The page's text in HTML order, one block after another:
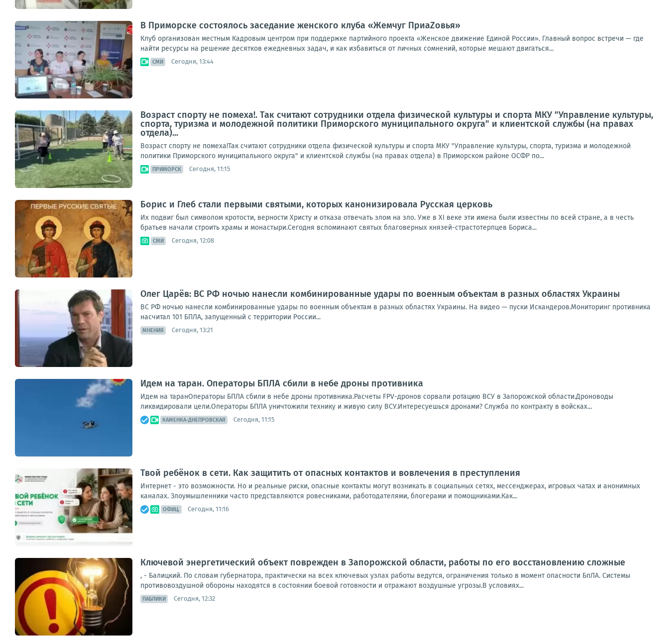
В Приморске состоялось заседание женского клуба «Жемчуг ПриаZовья»
Клуб организован местным Кадровым центром при поддержке партийного проекта «Женское движение Единой России». Главный вопрос встречи — где
найти ресурсы на решение десятков ежедневных задач, и как избавиться от личных сомнений, которые мешают двигаться...
СМИ Сегодня, 13:44
Возраст спорту не помеха!. Так считают сотрудники отдела физической культуры и спорта МКУ "Управление культуры,
спорта, туризма и молодежной политики Приморского муниципального округа" и клиентской службы (на правах
отдела)...
Возраст спорту не помеха!Так считают сотрудники отдела физической культуры и спорта МКУ "Управление культуры, спорта, туризма и молодежной
политики Приморского муниципального округа" и клиентской службы (на правах отдела) в Приморском районе ОСФР по...
ПРИМОРСК Сегодня, 11:15
Борис и Глеб стали первыми святыми, которых канонизировала Русская церковь
Их подвиг был символом кротости, верности Христу и отказа отвечать злом на зло. Уже в XI веке эти имена были известны по всей стране, а в честь
братьев начали строить храмы и монастыри.Сегодня вспоминают святых благоверных князей-страстотерпцев Бориса...
СМИ Сегодня, 12:08
Олег Царёв: ВС РФ ночью нанесли комбинированные удары по военным объектам в разных областях Украины
ВС РФ ночью нанесли комбинированные удары по военным объектам в разных областях Украины. На видео — пуски Искандеров.Мониторинг противника
насчитал 101 БПЛА, запущенный с территории России...
МНЕНИЯ Сегодня, 13:21
Идем на таран. Операторы БПЛА сбили в небе дроны противника
Идем на таранОператоры БПЛА сбили в небе дроны противника.Расчеты FPV-дронов сорвали ротацию ВСУ в Запорожской области.Дроноводы
ликвидировали цели.Операторы БПЛА уничтожили технику и живую силу ВСУ.Интересуешься дронами? Служба по контракту в войсках...
КАМЕНКА-ДНЕПРОВСКАЯ Сегодня, 11:15
Твой ребёнок в сети. Как защитить от опасных контактов и вовлечения в преступления
Интернет - это возможности. Но и реальные риски, опасные контакты могут возникать в социальных сетях, мессенджерах, игровых чатах и анонимных
каналах. Злоумышленники часто представляются ровесниками, работодателями, блогерами и помощниками.Как...
ОФИЦ. Сегодня, 11:16
Ключевой энергетический объект поврежден в Запорожской области, работы по его восстановлению сложные
, - Балицкий. По словам губернатора, практически на всех ключевых узлах работы ведутся, ограничения только в момент опасности БпЛА. Системы
противовоздушной обороны находятся в состоянии боевой готовности и отражают воздушные угрозы.В условиях...
ПАБЛИКИ Сегодня, 12:32